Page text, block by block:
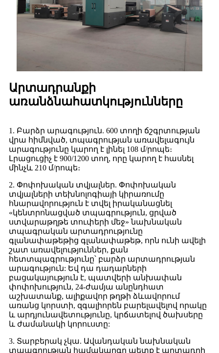
Արտադրանքի
առանձնահատկությունները
1. Բարձր արագություն. 600 տողի ճշգրտության
վրա հիմնված, տպագրության առավելագույն
արագությունը կարող է լինել 108 մ/րոպե։
Լրացուցիչ է 900/1200 տող, որը կարող է հասնել
մինչև 210 մ/րոպե։
2. Փոփոխական տվյալներ. Փոփոխական
տվյալների տեխնոլոգիայի կիրառումը
հնարավորություն է տվել իրականացնել
«կենտրոնացված տպագրություն, ցրված
ստվարաթղթե տուփերի մեջ» նախնական
տպագրական արտադրությունը
գլանափաթեթից գլանափաթեթ, որն ունի ավելի
շատ առավելություններ, քան
հետտպագրությունը՝ բարձր արտադրության
արագություն: Եվ դա դադարների
բացակայություն է, պատվերի անխափան
փոփոխություն, 24-ժամյա անընդհատ
աշխատանք, ալիքավոր թղթի ձևավորում
առանց կորստի, զգալիորեն բարելավելով որակը
և արդյունավետությունը, կրճատելով ծախսերը
և ժամանակի կորուստը:
3. Տարբերակ չկա. Ավանդական նախնական
տպագրության համակարգը պետք է արտադրի